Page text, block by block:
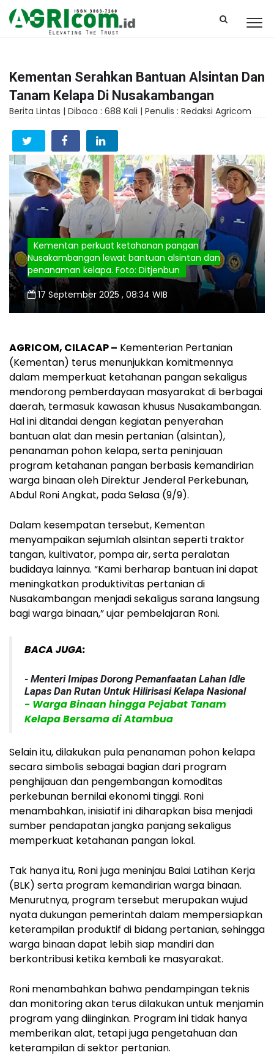
Kementan Serahkan Bantuan Alsintan Dan
Tanam Kelapa Di Nusakambangan
Berita Lintas | Dibaca : 688 Kali | Penulis : Redaksi Agricom
Kementan perkuat ketahanan pangan
Nusakambangan lewat bantuan alsintan dan
penanaman kelapa. Foto: Ditjenbun
17 September 2025 , 08:34 WIB
AGRICOM, CILACAP – Kementerian Pertanian
(Kementan) terus menunjukkan komitmennya
dalam memperkuat ketahanan pangan sekaligus
mendorong pemberdayaan masyarakat di berbagai
daerah, termasuk kawasan khusus Nusakambangan.
Hal ini ditandai dengan kegiatan penyerahan
bantuan alat dan mesin pertanian (alsintan),
penanaman pohon kelapa, serta peninjauan
program ketahanan pangan berbasis kemandirian
warga binaan oleh Direktur Jenderal Perkebunan,
Abdul Roni Angkat, pada Selasa (9/9).
Dalam kesempatan tersebut, Kementan
menyampaikan sejumlah alsintan seperti traktor
tangan, kultivator, pompa air, serta peralatan
budidaya lainnya. “Kami berharap bantuan ini dapat
meningkatkan produktivitas pertanian di
Nusakambangan menjadi sekaligus sarana langsung
bagi warga binaan,” ujar pembelajaran Roni.
BACA JUGA:
- Menteri Imipas Dorong Pemanfaatan Lahan Idle
Lapas Dan Rutan Untuk Hilirisasi Kelapa Nasional
- Warga Binaan hingga Pejabat Tanam
Kelapa Bersama di Atambua
Selain itu, dilakukan pula penanaman pohon kelapa
secara simbolis sebagai bagian dari program
penghijauan dan pengembangan komoditas
perkebunan bernilai ekonomi tinggi. Roni
menambahkan, inisiatif ini diharapkan bisa menjadi
sumber pendapatan jangka panjang sekaligus
memperkuat ketahanan pangan lokal.
Tak hanya itu, Roni juga meninjau Balai Latihan Kerja
(BLK) serta program kemandirian warga binaan.
Menurutnya, program tersebut merupakan wujud
nyata dukungan pemerintah dalam mempersiapkan
keterampilan produktif di bidang pertanian, sehingga
warga binaan dapat lebih siap mandiri dan
berkontribusi ketika kembali ke masyarakat.
Roni menambahkan bahwa pendampingan teknis
dan monitoring akan terus dilakukan untuk menjamin
program yang diinginkan. Program ini tidak hanya
memberikan alat, tetapi juga pengetahuan dan
keterampilan di sektor pertanian.